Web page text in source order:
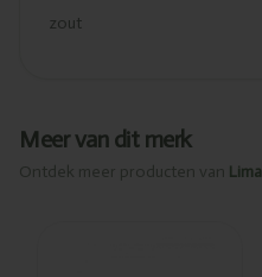
zout
Meer van dit merk
Ontdek meer producten van Lima